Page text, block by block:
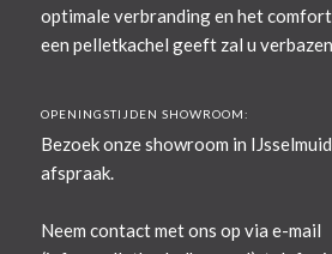
optimale verbranding en het
een pelletkachel geeft zal u
OPENINGSTIJDEN SHOWROOM:
Bezoek onze showroom in
afspraak.
Neem contact met ons op via e-mail